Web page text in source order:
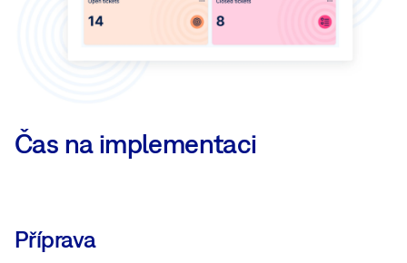
Čas na implementaci
Příprava